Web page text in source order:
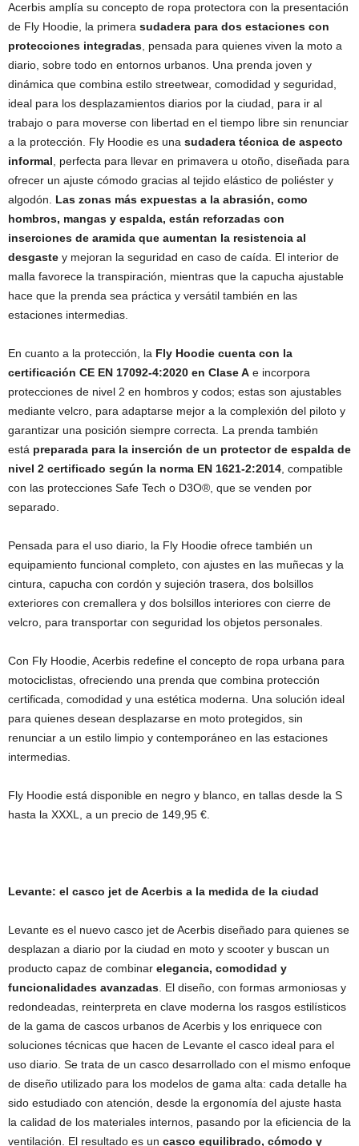
Acerbis amplía su concepto de ropa protectora con la presentación
de Fly Hoodie, la primera sudadera para dos estaciones con
protecciones integradas, pensada para quienes viven la moto a
diario, sobre todo en entornos urbanos. Una prenda joven y
dinámica que combina estilo streetwear, comodidad y seguridad,
ideal para los desplazamientos diarios por la ciudad, para ir al
trabajo o para moverse con libertad en el tiempo libre sin renunciar
a la protección. Fly Hoodie es una sudadera técnica de aspecto
informal, perfecta para llevar en primavera u otoño, diseñada para
ofrecer un ajuste cómodo gracias al tejido elástico de poliéster y
algodón. Las zonas más expuestas a la abrasión, como
hombros, mangas y espalda, están reforzadas con
inserciones de aramida que aumentan la resistencia al
desgaste y mejoran la seguridad en caso de caída. El interior de
malla favorece la transpiración, mientras que la capucha ajustable
hace que la prenda sea práctica y versátil también en las
estaciones intermedias.
En cuanto a la protección, la Fly Hoodie cuenta con la
certificación CE EN 17092-4:2020 en Clase A e incorpora
protecciones de nivel 2 en hombros y codos; estas son ajustables
mediante velcro, para adaptarse mejor a la complexión del piloto y
garantizar una posición siempre correcta. La prenda también
está preparada para la inserción de un protector de espalda de
nivel 2 certificado según la norma EN 1621-2:2014, compatible
con las protecciones Safe Tech o D3O®, que se venden por
separado.
Pensada para el uso diario, la Fly Hoodie ofrece también un
equipamiento funcional completo, con ajustes en las muñecas y la
cintura, capucha con cordón y sujeción trasera, dos bolsillos
exteriores con cremallera y dos bolsillos interiores con cierre de
velcro, para transportar con seguridad los objetos personales.
Con Fly Hoodie, Acerbis redefine el concepto de ropa urbana para
motociclistas, ofreciendo una prenda que combina protección
certificada, comodidad y una estética moderna. Una solución ideal
para quienes desean desplazarse en moto protegidos, sin
renunciar a un estilo limpio y contemporáneo en las estaciones
intermedias.
Fly Hoodie está disponible en negro y blanco, en tallas desde la S
hasta la XXXL, a un precio de 149,95 €.
Levante: el casco jet de Acerbis a la medida de la ciudad
Levante es el nuevo casco jet de Acerbis diseñado para quienes se
desplazan a diario por la ciudad en moto y scooter y buscan un
producto capaz de combinar elegancia, comodidad y
funcionalidades avanzadas. El diseño, con formas armoniosas y
redondeadas, reinterpreta en clave moderna los rasgos estilísticos
de la gama de cascos urbanos de Acerbis y los enriquece con
soluciones técnicas que hacen de Levante el casco ideal para el
uso diario. Se trata de un casco desarrollado con el mismo enfoque
de diseño utilizado para los modelos de gama alta: cada detalle ha
sido estudiado con atención, desde la ergonomía del ajuste hasta
la calidad de los materiales internos, pasando por la eficiencia de la
ventilación. El resultado es un casco equilibrado, cómodo y